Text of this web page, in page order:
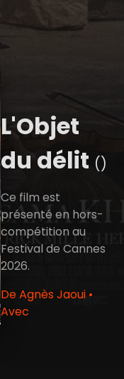
L'Objet
du délit ()
Ce film est
présenté en hors-
compétition au
Festival de Cannes
2026.
De Agnès Jaoui •
Avec